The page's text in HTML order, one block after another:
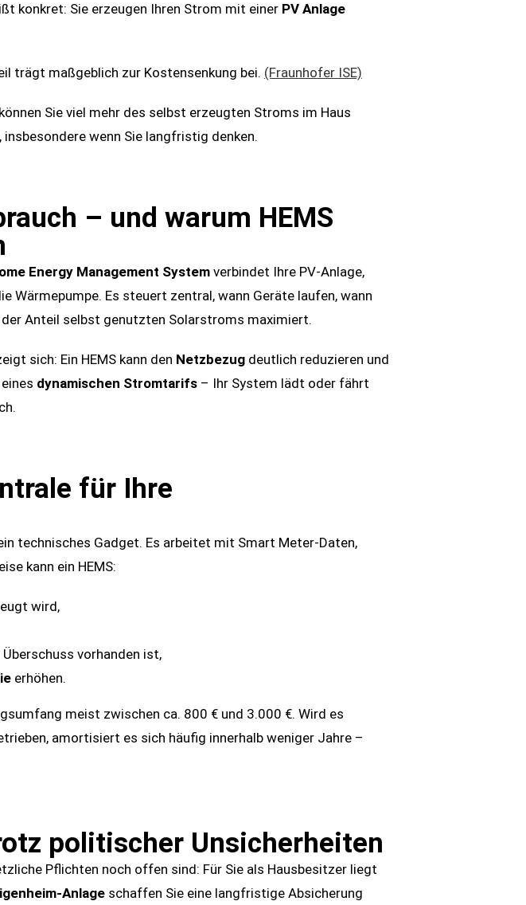
konkret: Sie erzeugen Ihren Strom mit einer PV Anlage
trägt maßgeblich zur Kostensenkung bei. (Fraunhofer ISE)
Sie viel mehr des selbst erzeugten Stroms im Haus
wenn Sie langfristig denken.
– und warum HEMS
Energy Management System verbindet Ihre PV-Anlage,
Wärmepumpe. Es steuert zentral, wann Geräte laufen, wann
Anteil selbst genutzten Solarstroms maximiert.
sich: Ein HEMS kann den Netzbezug deutlich reduzieren und
dynamischen Stromtarifs – Ihr System lädt oder fährt
für Ihre
technisches Gadget. Es arbeitet mit Smart Meter-Daten,
kann ein HEMS:
wird,
vorhanden ist,
erhöhen.
meist zwischen ca. 800 € und 3.000 €. Wird es
amortisiert es sich häufig innerhalb weniger Jahre –
politischer Unsicherheiten
Pflichten noch offen sind: Für Sie als Hausbesitzer liegt
Anlage schaffen Sie eine langfristige Absicherung